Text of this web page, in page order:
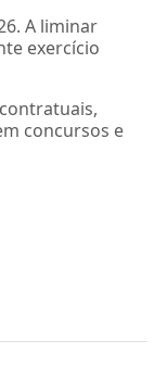
A liminar
exercício
concursos e